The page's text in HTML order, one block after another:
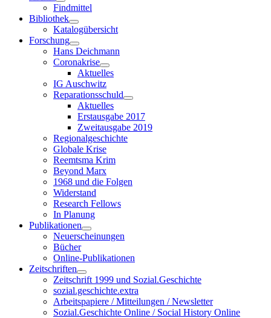
Findmittel
Bibliothek
Katalogübersicht
Forschung
Hans Deichmann
Coronakrise
Aktuelles
IG Auschwitz
Reparationsschuld
Aktuelles
Erstausgabe 2017
Zweitausgabe 2019
Regionalgeschichte
Globale Krise
Reemtsma Krim
Beyond Marx
1968 und die Folgen
Widerstand
Research Fellows
In Planung
Publikationen
Neuerscheinungen
Bücher
Online-Publikationen
Zeitschriften
Zeitschrift 1999 und Sozial.Geschichte
sozial.geschichte.extra
Arbeitspapiere / Mitteilungen / Newsletter
Sozial.Geschichte Online / Social History Online